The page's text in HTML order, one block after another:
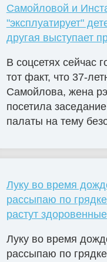
Самойловой и
"эксплуатирует"
другая выступает
В соцсетях сейчас
тот факт, что 37-
Самойлова, жена
посетила
палаты на тему
Луку во время
рассыпаю по
растут
Луку во время
рассыпаю по